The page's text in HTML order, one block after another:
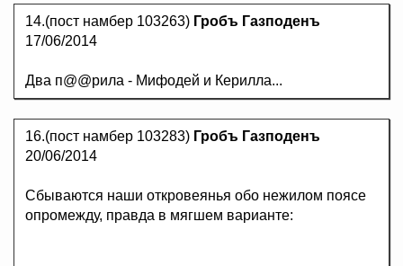
14.(пост намбер 103263) Гробъ Газподенъ
17/06/2014
Два п@@рила - Мифодей и Керилла...
16.(пост намбер 103283) Гробъ Газподенъ
20/06/2014
Сбываются наши откровеянья обо нежилом поясе
опромежду, правда в мягшем варианте: